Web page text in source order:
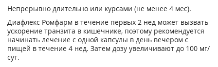
Непрерывно длительно или курсами (не менее 4 мес).
Диафлекс Ромфарм в течение первых 2 нед может вызвать
ускорение транзита в кишечнике, поэтому рекомендуется
начинать лечение с одной капсулы в день вечером с
пищей в течение 4 нед. Затем дозу увеличивают до 100 мг/
сут.